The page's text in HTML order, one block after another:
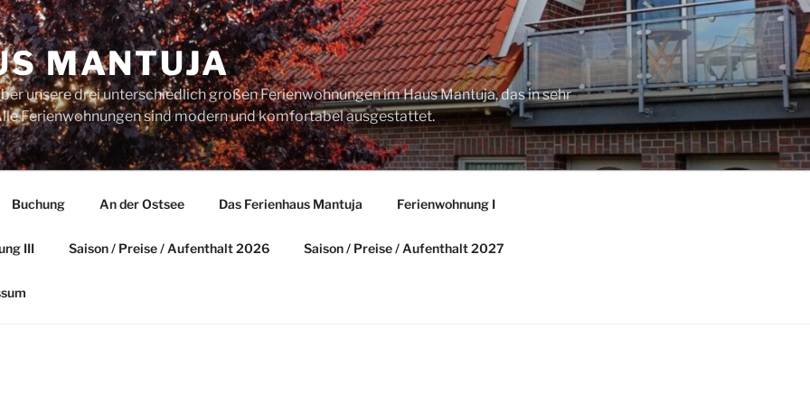
MANTUJA
unsere drei unterschiedlich großen Ferienwohnungen im Haus Mantuja, das in sehr
Ferienwohnungen sind modern und komfortabel ausgestattet.
Buchung An der Ostsee Das Ferienhaus Mantuja Ferienwohnung I
III Saison / Preise / Aufenthalt 2026 Saison / Preise / Aufenthalt 2027